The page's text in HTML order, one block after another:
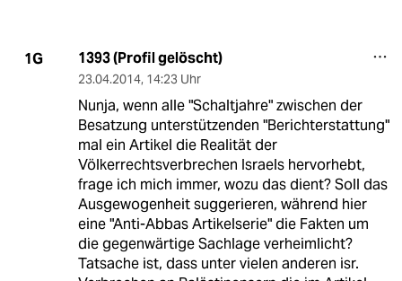
1G 1393 (Profil gelöscht)
23.04.2014, 14:23 Uhr
Nunja, wenn alle "Schaltjahre" zwischen der
Besatzung unterstützenden "Berichterstattung"
mal ein Artikel die Realität der
Völkerrechtsverbrechen Israels hervorhebt,
frage ich mich immer, wozu das dient? Soll das
Ausgewogenheit suggerieren, während hier
eine "Anti-Abbas Artikelserie" die Fakten um
die gegenwärtige Sachlage verheimlicht?
Tatsache ist, dass unter vielen anderen isr.